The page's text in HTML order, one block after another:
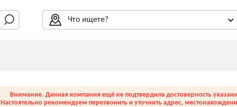
Что ищете?
Внимание. Данная компания ещё не подтвердила достоверность
Настоятельно рекомендуем перезвонить и уточнить адрес,